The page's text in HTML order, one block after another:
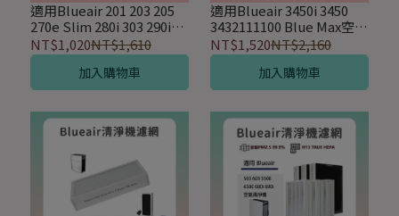
適用Blueair 201 203 205
270e Slim 280i 303 290i空
氣清淨機替換HEPA濾網
NT$1,020NT$1,610
加入購物車
適用Blueair 3450i 3450
3432111100 Blue Max空氣
清淨機PM2.5活性碳HEPA
濾網
NT$1,520NT$2,160
加入購物車